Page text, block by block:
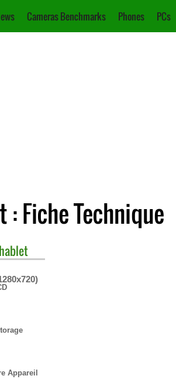
Cameras Benchmarks Phones PCs
: Fiche Technique
Appareil